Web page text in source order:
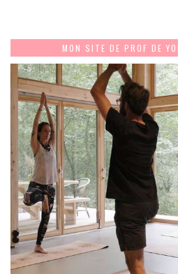
MON SITE DE PROF DE